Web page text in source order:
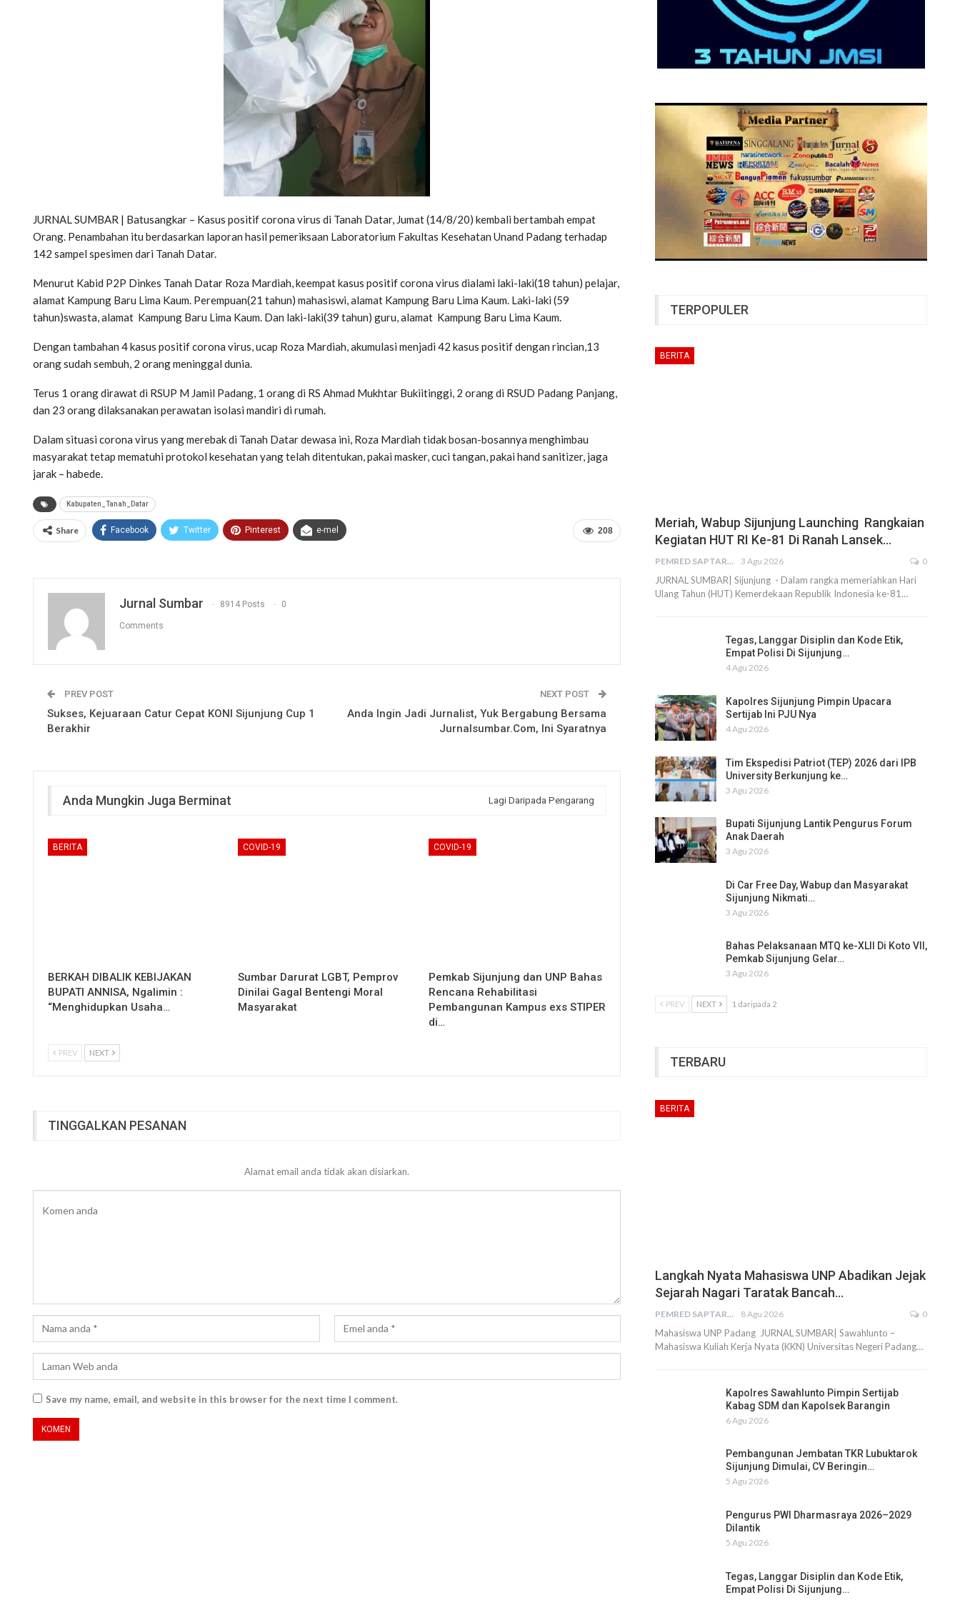
JURNAL SUMBAR | Batusangkar – Kasus positif corona virus di Tanah Datar, Jumat (14/8/20) kembali bertambah empat
Orang. Penambahan itu berdasarkan laporan hasil pemeriksaan Laboratorium Fakultas Kesehatan Unand Padang terhadap
142 sampel spesimen dari Tanah Datar.
Menurut Kabid P2P Dinkes Tanah Datar Roza Mardiah, keempat kasus positif corona virus dialami laki-laki(18 tahun) pelajar,
alamat Kampung Baru Lima Kaum. Perempuan(21 tahun) mahasiswi, alamat Kampung Baru Lima Kaum. Laki-laki (59
tahun)swasta, alamat Kampung Baru Lima Kaum. Dan laki-laki(39 tahun) guru, alamat Kampung Baru Lima Kaum.
Dengan tambahan 4 kasus positif corona virus, ucap Roza Mardiah, akumulasi menjadi 42 kasus positif dengan rincian,13
orang sudah sembuh, 2 orang meninggal dunia.
Terus 1 orang dirawat di RSUP M Jamil Padang, 1 orang di RS Ahmad Mukhtar Bukiitinggi, 2 orang di RSUD Padang Panjang,
dan 23 orang dilaksanakan perawatan isolasi mandiri di rumah.
Dalam situasi corona virus yang merebak di Tanah Datar dewasa ini, Roza Mardiah tidak bosan-bosannya menghimbau
masyarakat tetap mematuhi protokol kesehatan yang telah ditentukan, pakai masker, cuci tangan, pakai hand sanitizer, jaga
jarak – habede.
Kabupaten_Tanah_Datar
208
Share Facebook Twitter Pinterest e-mel
Jurnal Sumbar 8914 Posts 0
Comments
PREV POST
Sukses, Kejuaraan Catur Cepat KONI Sijunjung Cup 1
Berakhir
NEXT POST
Anda Ingin Jadi Jurnalist, Yuk Bergabung Bersama
Jurnalsumbar.Com, Ini Syaratnya
Anda Mungkin Juga Berminat Lagi Daripada Pengarang
BERITA
BERKAH DIBALIK KEBIJAKAN
BUPATI ANNISA, Ngalimin :
“Menghidupkan Usaha…
COVID-19
Sumbar Darurat LGBT, Pemprov
Dinilai Gagal Bentengi Moral
Masyarakat
COVID-19
Pemkab Sijunjung dan UNP Bahas
Rencana Rehabilitasi
Pembangunan Kampus exs STIPER
di…
PREV NEXT
TINGGALKAN PESANAN
Alamat email anda tidak akan disiarkan.
Save my name, email, and website in this browser for the next time I comment.
TERPOPULER
BERITA
Meriah, Wabup Sijunjung Launching Rangkaian
Kegiatan HUT RI Ke-81 Di Ranah Lansek…
PEMRED SAPTARIUS 3 Agu 2026 0
JURNAL SUMBAR| Sijunjung - Dalam rangka memeriahkan Hari
Ulang Tahun (HUT) Kemerdekaan Republik Indonesia ke-81…
Tegas, Langgar Disiplin dan Kode Etik,
Empat Polisi Di Sijunjung…
4 Agu 2026
Kapolres Sijunjung Pimpin Upacara
Sertijab Ini PJU Nya
4 Agu 2026
Tim Ekspedisi Patriot (TEP) 2026 dari IPB
University Berkunjung ke…
3 Agu 2026
Bupati Sijunjung Lantik Pengurus Forum
Anak Daerah
3 Agu 2026
Di Car Free Day, Wabup dan Masyarakat
Sijunjung Nikmati…
3 Agu 2026
Bahas Pelaksanaan MTQ ke-XLII Di Koto VII,
Pemkab Sijunjung Gelar…
3 Agu 2026
PREV NEXT 1 daripada 2
TERBARU
BERITA
Langkah Nyata Mahasiswa UNP Abadikan Jejak
Sejarah Nagari Taratak Bancah…
PEMRED SAPTARIUS 8 Agu 2026 0
Mahasiswa UNP Padang JURNAL SUMBAR| Sawahlunto –
Mahasiswa Kuliah Kerja Nyata (KKN) Universitas Negeri Padang…
Kapolres Sawahlunto Pimpin Sertijab
Kabag SDM dan Kapolsek Barangin
6 Agu 2026
Pembangunan Jembatan TKR Lubuktarok
Sijunjung Dimulai, CV Beringin…
5 Agu 2026
Pengurus PWI Dharmasraya 2026–2029
Dilantik
5 Agu 2026
Tegas, Langgar Disiplin dan Kode Etik,
Empat Polisi Di Sijunjung…